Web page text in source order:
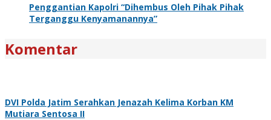
Penggantian Kapolri “Dihembus Oleh Pihak Pihak
Terganggu Kenyamanannya”
Komentar
DVI Polda Jatim Serahkan Jenazah Kelima Korban KM
Mutiara Sentosa II